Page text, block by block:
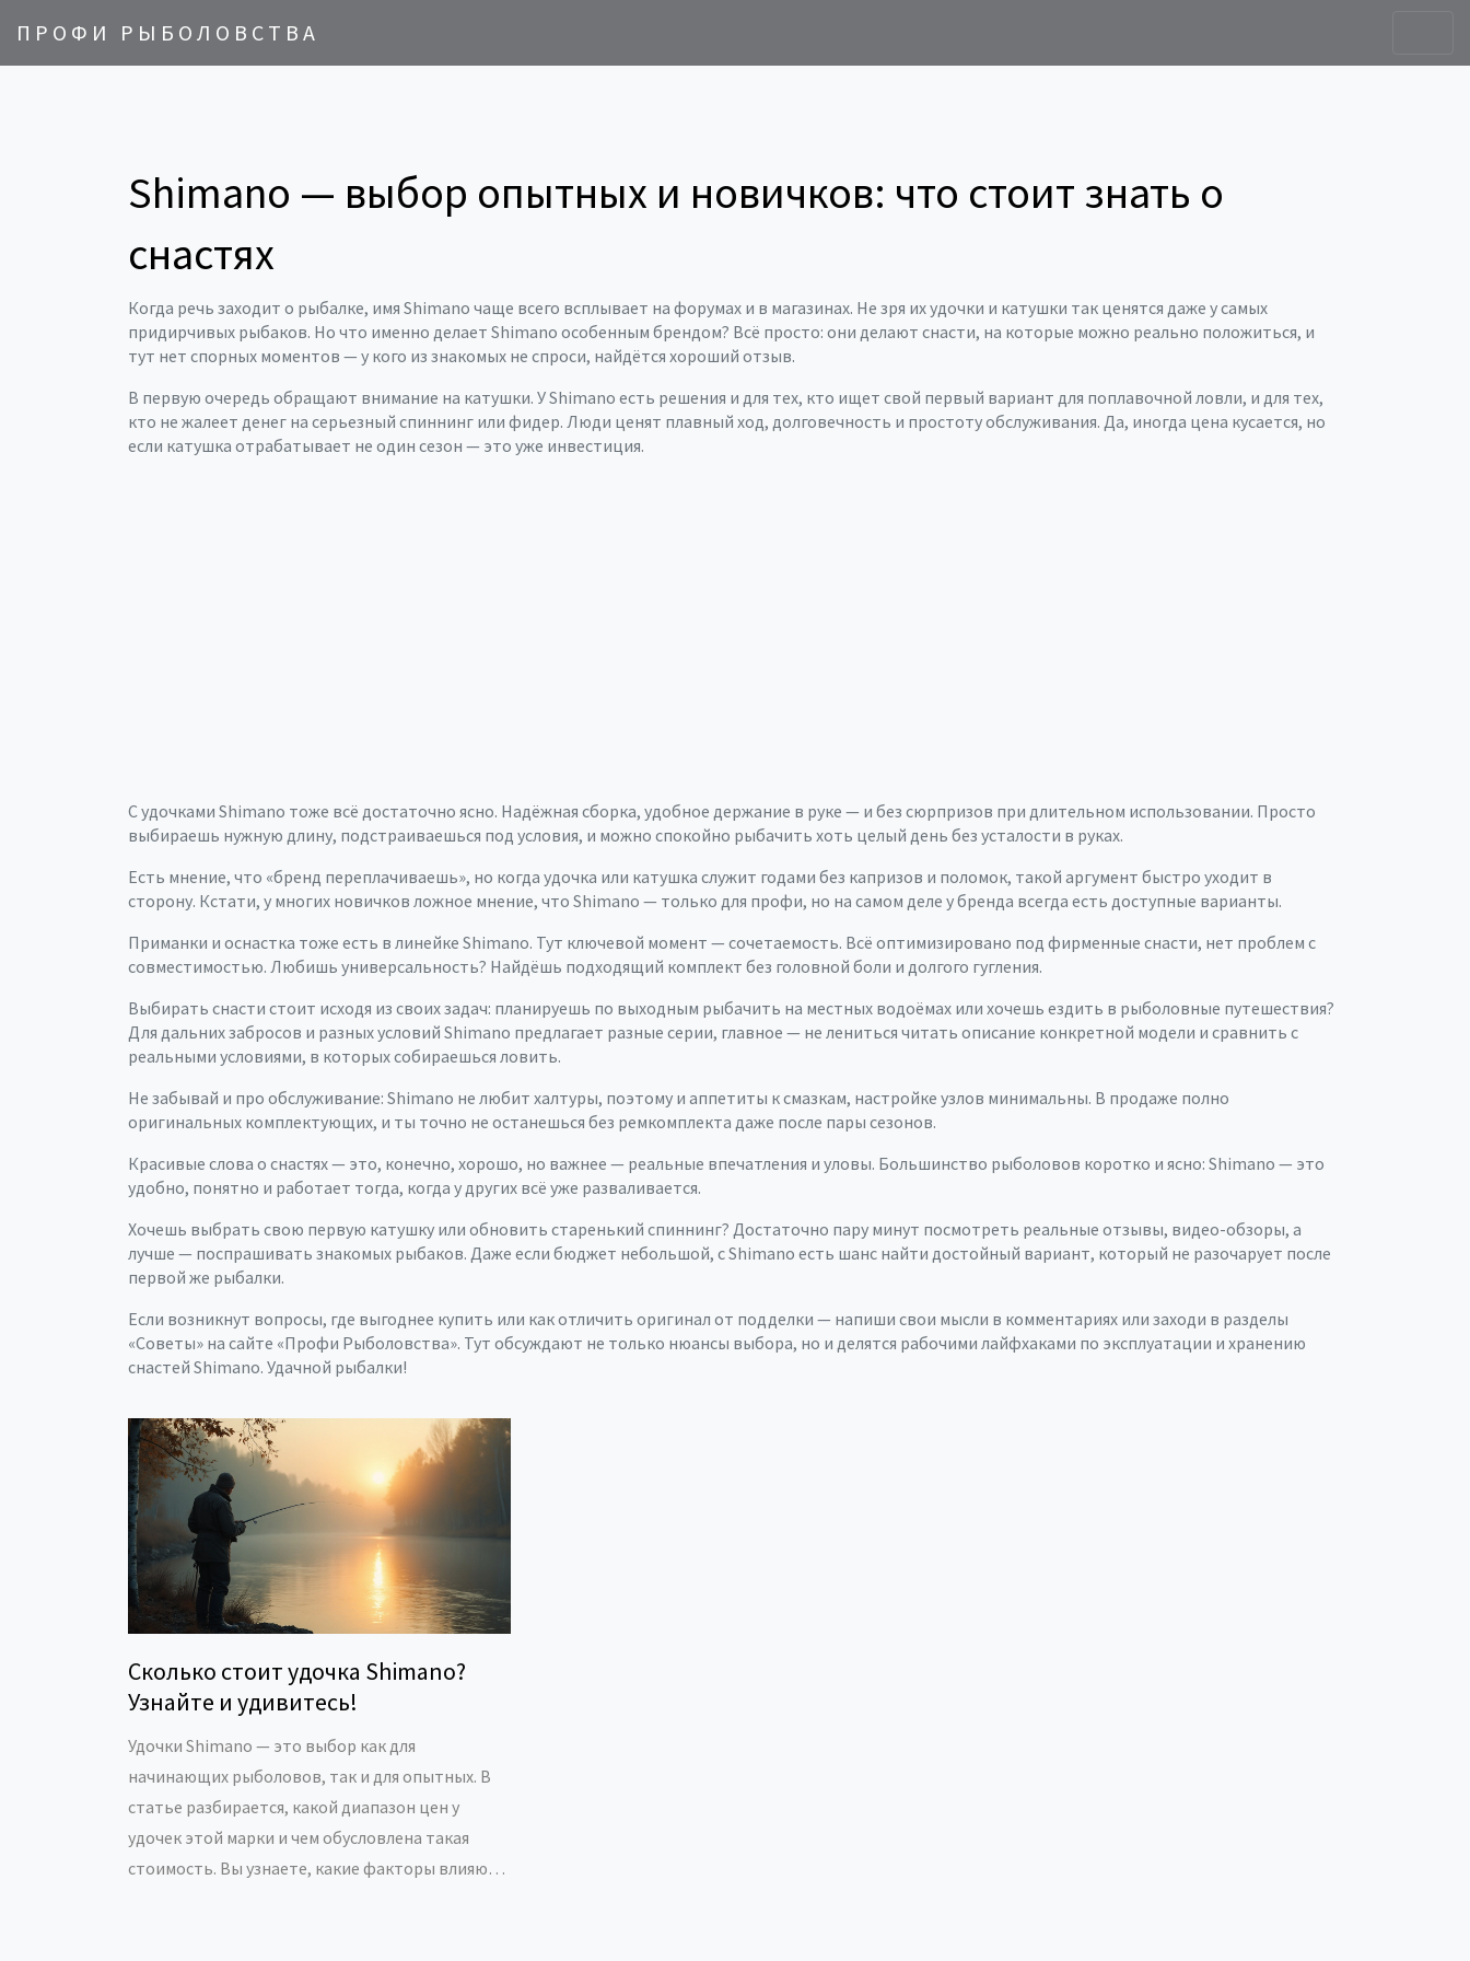
ПРОФИ РЫБОЛОВСТВА
Shimano — выбор опытных и новичков: что стоит знать о
снастях
Когда речь заходит о рыбалке, имя Shimano чаще всего всплывает на форумах и в магазинах. Не зря их удочки и катушки так ценятся даже у самых
придирчивых рыбаков. Но что именно делает Shimano особенным брендом? Всё просто: они делают снасти, на которые можно реально положиться, и
тут нет спорных моментов — у кого из знакомых не спроси, найдётся хороший отзыв.
В первую очередь обращают внимание на катушки. У Shimano есть решения и для тех, кто ищет свой первый вариант для поплавочной ловли, и для тех,
кто не жалеет денег на серьезный спиннинг или фидер. Люди ценят плавный ход, долговечность и простоту обслуживания. Да, иногда цена кусается, но
если катушка отрабатывает не один сезон — это уже инвестиция.
С удочками Shimano тоже всё достаточно ясно. Надёжная сборка, удобное держание в руке — и без сюрпризов при длительном использовании. Просто
выбираешь нужную длину, подстраиваешься под условия, и можно спокойно рыбачить хоть целый день без усталости в руках.
Есть мнение, что «бренд переплачиваешь», но когда удочка или катушка служит годами без капризов и поломок, такой аргумент быстро уходит в
сторону. Кстати, у многих новичков ложное мнение, что Shimano — только для профи, но на самом деле у бренда всегда есть доступные варианты.
Приманки и оснастка тоже есть в линейке Shimano. Тут ключевой момент — сочетаемость. Всё оптимизировано под фирменные снасти, нет проблем с
совместимостью. Любишь универсальность? Найдёшь подходящий комплект без головной боли и долгого гугления.
Выбирать снасти стоит исходя из своих задач: планируешь по выходным рыбачить на местных водоёмах или хочешь ездить в рыболовные путешествия?
Для дальних забросов и разных условий Shimano предлагает разные серии, главное — не лениться читать описание конкретной модели и сравнить с
реальными условиями, в которых собираешься ловить.
Не забывай и про обслуживание: Shimano не любит халтуры, поэтому и аппетиты к смазкам, настройке узлов минимальны. В продаже полно
оригинальных комплектующих, и ты точно не останешься без ремкомплекта даже после пары сезонов.
Красивые слова о снастях — это, конечно, хорошо, но важнее — реальные впечатления и уловы. Большинство рыболовов коротко и ясно: Shimano — это
удобно, понятно и работает тогда, когда у других всё уже разваливается.
Хочешь выбрать свою первую катушку или обновить старенький спиннинг? Достаточно пару минут посмотреть реальные отзывы, видео-обзоры, а
лучше — поспрашивать знакомых рыбаков. Даже если бюджет небольшой, с Shimano есть шанс найти достойный вариант, который не разочарует после
первой же рыбалки.
Если возникнут вопросы, где выгоднее купить или как отличить оригинал от подделки — напиши свои мысли в комментариях или заходи в разделы
«Советы» на сайте «Профи Рыболовства». Тут обсуждают не только нюансы выбора, но и делятся рабочими лайфхаками по эксплуатации и хранению
снастей Shimano. Удачной рыбалки!
Сколько стоит удочка Shimano?
Узнайте и удивитесь!
Удочки Shimano — это выбор как для
начинающих рыболовов, так и для опытных. В
статье разбирается, какой диапазон цен у
удочек этой марки и чем обусловлена такая
стоимость. Вы узнаете, какие факторы влияют